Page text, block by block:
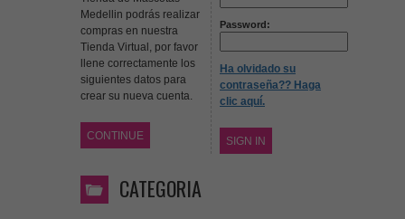
Medellin podrás realizar
compras en nuestra
Tienda Virtual, por favor
llene correctamente los
siguientes datos para
crear su nueva cuenta.
CONTINUE
Password:
Ha olvidado su
contraseña?? Haga
clic aquí.
SIGN IN
CATEGORIA